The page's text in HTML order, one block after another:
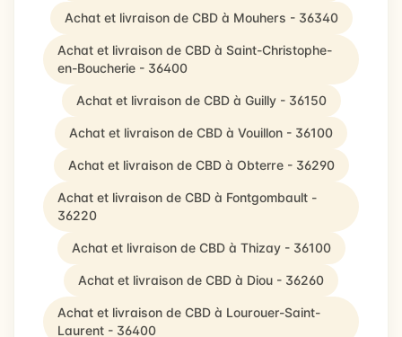
Achat et livraison de CBD à Mouhers - 36340
Achat et livraison de CBD à Saint-Christophe-
en-Boucherie - 36400
Achat et livraison de CBD à Guilly - 36150
Achat et livraison de CBD à Vouillon - 36100
Achat et livraison de CBD à Obterre - 36290
Achat et livraison de CBD à Fontgombault -
36220
Achat et livraison de CBD à Thizay - 36100
Achat et livraison de CBD à Diou - 36260
Achat et livraison de CBD à Lourouer-Saint-
Laurent - 36400